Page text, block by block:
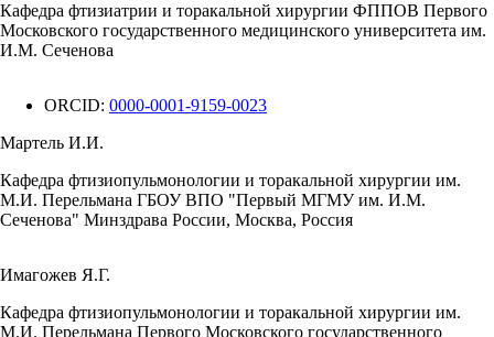
Кафедра фтизиатрии и торакальной хирургии ФППОВ Первого
Московского государственного медицинского университета им.
И.М. Сеченова
ORCID: 0000-0001-9159-0023
Мартель И.И.
Кафедра фтизиопульмонологии и торакальной хирургии им.
М.И. Перельмана ГБОУ ВПО "Первый МГМУ им. И.М.
Сеченова" Минздрава России, Москва, Россия
Имагожев Я.Г.
Кафедра фтизиопульмонологии и торакальной хирургии им.
М.И. Перельмана Первого Московского государственного